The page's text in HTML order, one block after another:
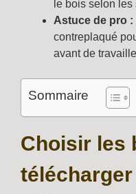
le bois selon
Astuce de pro :
contreplaqué
avant de
Sommaire
Choisir les